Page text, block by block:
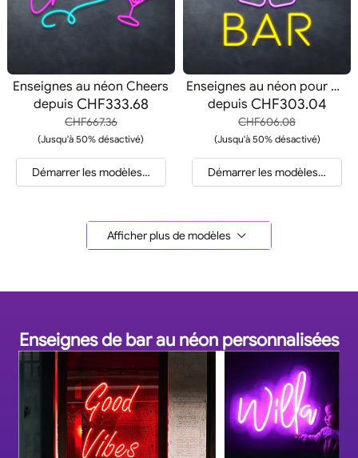
Enseignes au néon Cheers
depuis CHF333.68
CHF667.36
(Jusqu'à 50% désactivé)
Démarrer les modèles et les devis
Enseignes au néon pour bar
depuis CHF303.04
CHF606.08
(Jusqu'à 50% désactivé)
Démarrer les modèles et les
Afficher plus de modèles
Enseignes de bar au néon personnalisées